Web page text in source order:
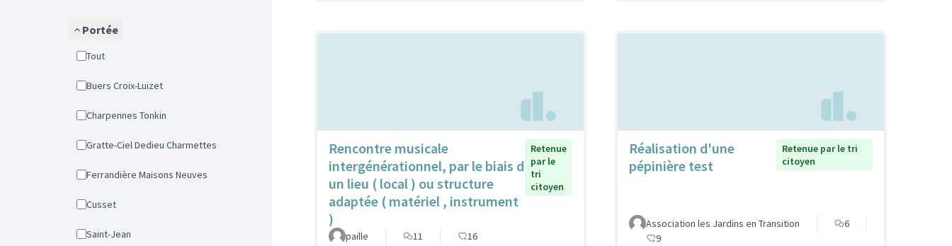
Portée
Tout
Buers Croix-Luizet
Charpennes Tonkin
Gratte-Ciel Dedieu Charmettes
Ferrandière Maisons Neuves
Cusset
Saint-Jean
Rencontre musicale
intergénérationnel, par le biais d
un lieu ( local ) ou structure
adaptée ( matériel , instrument
)
Retenue
par le
tri
citoyen
paille 11 16
Réalisation d'une
pépinière test
Retenue par le tri
citoyen
Association les Jardins en Transition
6
9